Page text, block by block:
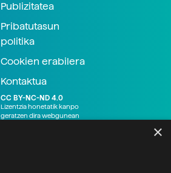
Publizitatea
Pribatutasun
politika
Cookien erabilera
Kontaktua
CC BY-NC-ND 4.0
Lizentzia honetatik kanpo
geratzen dira webgunean
×